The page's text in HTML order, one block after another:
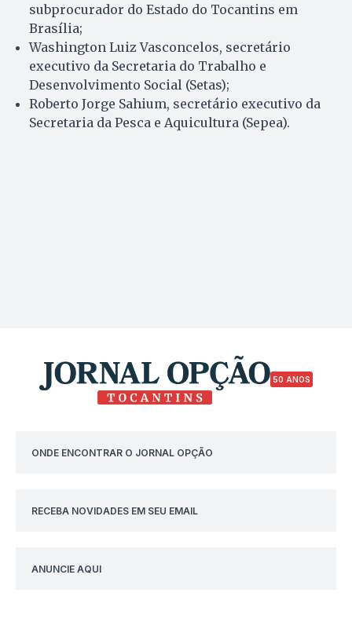
subprocurador do Estado do Tocantins em
Brasília;
Washington Luiz Vasconcelos, secretário
executivo da Secretaria do Trabalho e
Desenvolvimento Social (Setas);
Roberto Jorge Sahium, secretário executivo da
Secretaria da Pesca e Aquicultura (Sepea).
50 ANOS
ONDE ENCONTRAR O JORNAL OPÇÃO
RECEBA NOVIDADES EM SEU EMAIL
ANUNCIE AQUI